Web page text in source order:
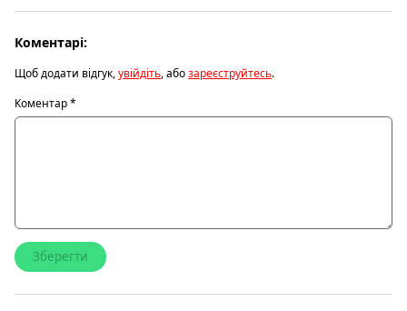
Коментарі:
Щоб додати відгук,увійдіть, абозареєструйтесь.
Коментар*